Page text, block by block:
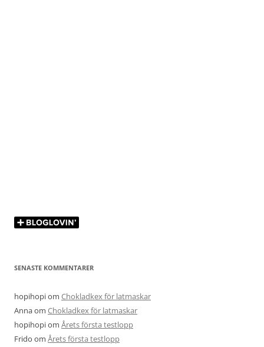
SENASTE KOMMENTARER
hopihopiom Chokladkex för latmaskar
Annaom Chokladkex för latmaskar
hopihopiom Årets första testlopp
Frido om Årets första testlopp